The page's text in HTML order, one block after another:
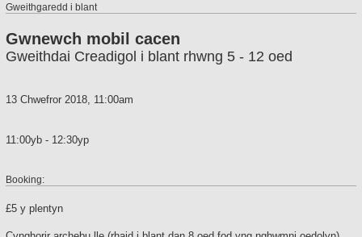
Gweithgaredd i blant
Gwnewch mobil cacen
Gweithdai Creadigol i blant rhwng 5 - 12 oed
13 Chwefror 2018, 11:00am
11:00yb - 12:30yp
Booking:
£5 y plentyn